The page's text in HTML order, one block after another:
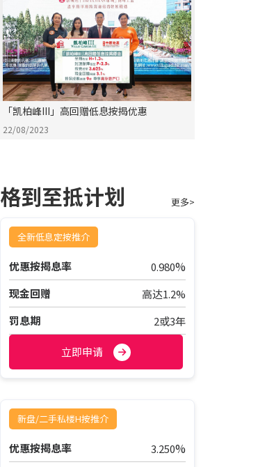
「凯柏峰III」高回赠低息按揭优惠
22/08/2023
格到至抵计划 更多>
全新低息定按推介
优惠按揭息率 0.980%
现金回赠
高达1.2%
罚息期
2或3年
立即申请
新盘/二手私楼H按推介
优惠按揭息率 3.250%